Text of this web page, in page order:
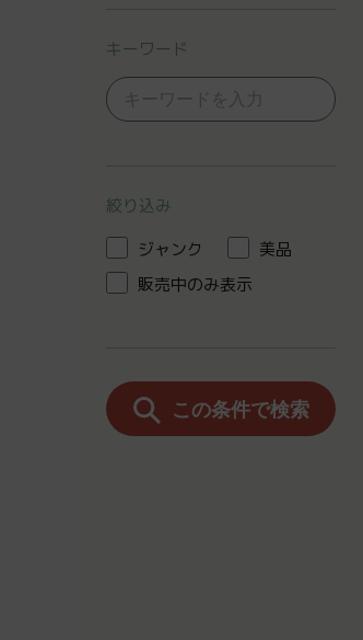
キーワード
絞り込み
ジャンク
美品
販売中のみ表示
この条件で検索